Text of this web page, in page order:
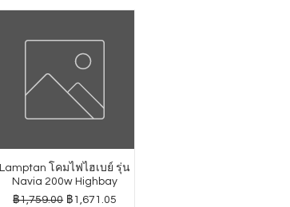
Lamptan โคมไฟไฮเบย์ รุ่น
Navia 200w Highbay
ราคาปกติ
฿1,759.00 ราคาขายลด
฿1,671.05